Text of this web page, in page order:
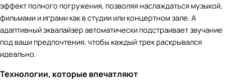
эффект полного погружения, позволяя наслаждаться музыкой,
фильмами и играми как в студии или концертном зале. А
адаптивный эквалайзер автоматически подстраивает звучание
под ваши предпочтения, чтобы каждый трек раскрывался
идеально.
Технологии, которые впечатляют